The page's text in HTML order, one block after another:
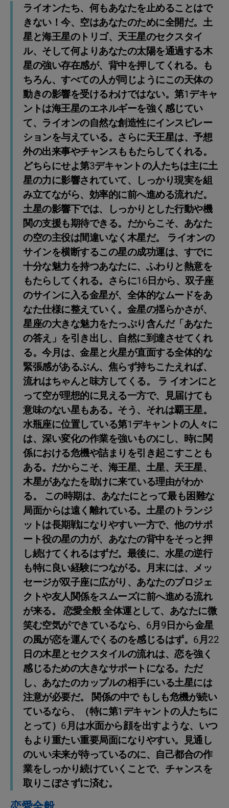
ライオンたち、何もあなたを止めることはで
きない！今、空はあなたのために全開だ。土
星と海王星のトリゴ、天王星のセクスタイ
ル、そして何よりあなたの太陽を通過する木
星の強い存在感が、背中を押してくれる。も
ちろん、すべての人が同じようにこの天体の
動きの影響を受けるわけではない。第1デキャ
ントは海王星のエネルギーを強く感じてい
て、ライオンの自然な創造性にインスピレー
ションを与えている。さらに天王星は、予想
外の出来事やチャンスももたらしてくれる。
どちらにせよ第3デキャントの人たちは主に土
星の力に影響されていて、しっかり現実を組
み立てながら、効率的に前へ進める流れだ。
土星の影響下では、しっかりとした行動や機
関の支援も期待できる。だからこそ、あなた
の空の主役は間違いなく木星だ。 ライオンの
サインを横断するこの星の成功運は、すでに
十分な魅力を持つあなたに、ふわりと熱意を
もたらしてくれる。さらに16日から、双子座
のサインに入る金星が、全体的なムードをあ
なた仕様に整えていく。金星の揺らかさが、
星座の大きな魅力をたっぷり含んだ「あなた
の答え」を引き出し、自然に到達させてくれ
る。今月は、金星と火星が直面する全体的な
緊張感があるぶん、焦らず持ちこたえれば、
流れはちゃんと味方してくる。 ラ イオンにと
って空が理想的に見える一方で、見届けても
意味のない星もある。そう、それは覇王星。
水瓶座に位置している第1デキャントの人々に
は、深い変化の作業を強いものにし、時に関
係における危機や詰まりを引き起こすことも
ある。だからこそ、海王星、土星、天王星、
木星があなたを助けに来ている理由がわか
る。 この時期は、あなたにとって最も困難な
局面からは遠く離れている。土星のトランジ
ットは長期戦になりやすい一方で、他のサポ
ート役の星の力が、あなたの背中をそっと押
し続けてくれるはずだ。最後に、水星の逆行
も特に良い経験につながる。月末には、メッ
セージが双子座に広がり、あなたのプロジェ
クトや友人関係をスムーズに前へ進める流れ
が来る。 恋愛全般 全体運として、あなたに微
笑む空気ができているなら、6月9日から金星
の風が恋を運んでくるのを感じるはず。6月22
日の木星とセクスタイルの流れは、恋を強く
感じるための大きなサポートになる。ただ
し、あなたのカップルの相手にいる土星には
注意が必要だ。 関係の中で もしも危機が続い
ているなら、（特に第1デキャントの人たちに
とって）6月は水面から顔を出すような、いつ
もより重たい重要局面になりやすい。見通し
のいい未来が待っているのに、自己都合の作
業をしっかり続けていくことで、チャンスを
取りこぼさずに済む。